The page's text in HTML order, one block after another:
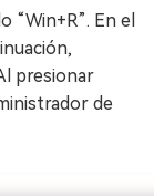
“Win+R”. En el
presionar
de